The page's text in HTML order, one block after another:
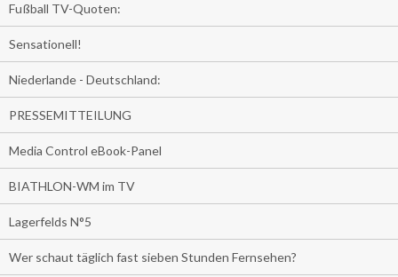
Fußball TV-Quoten:
Sensationell!
Niederlande - Deutschland:
PRESSEMITTEILUNG
Media Control eBook-Panel
BIATHLON-WM im TV
Lagerfelds N°5
Wer schaut täglich fast sieben Stunden Fernsehen?